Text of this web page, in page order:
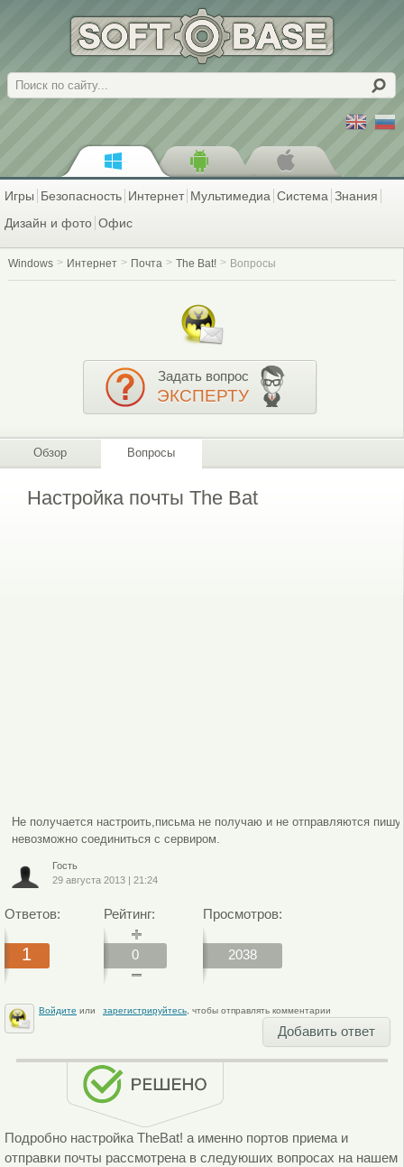
Поиск
Игры Безопасность Интернет Мультимедиа Система Знания
Дизайн и фото Офис
Windows Интернет Почта The Bat! Вопросы
Задать вопрос
ЭКСПЕРТУ
Обзор Вопросы
Настройка почты The Bat
Не получается настроить,письма не получаю и не отправляются
невозможно соединиться с сервиром.
Гость
29 августа 2013| 21:24
Ответов:
1
Рейтинг:
0
Просмотров:
2038
Войдите или зарегистрируйтесь, чтобы отправлять комментарии
Добавить ответ
Подробно настройка TheBat! а именно портов приема и
отправки почты рассмотрена в следуюших вопросах на нашем